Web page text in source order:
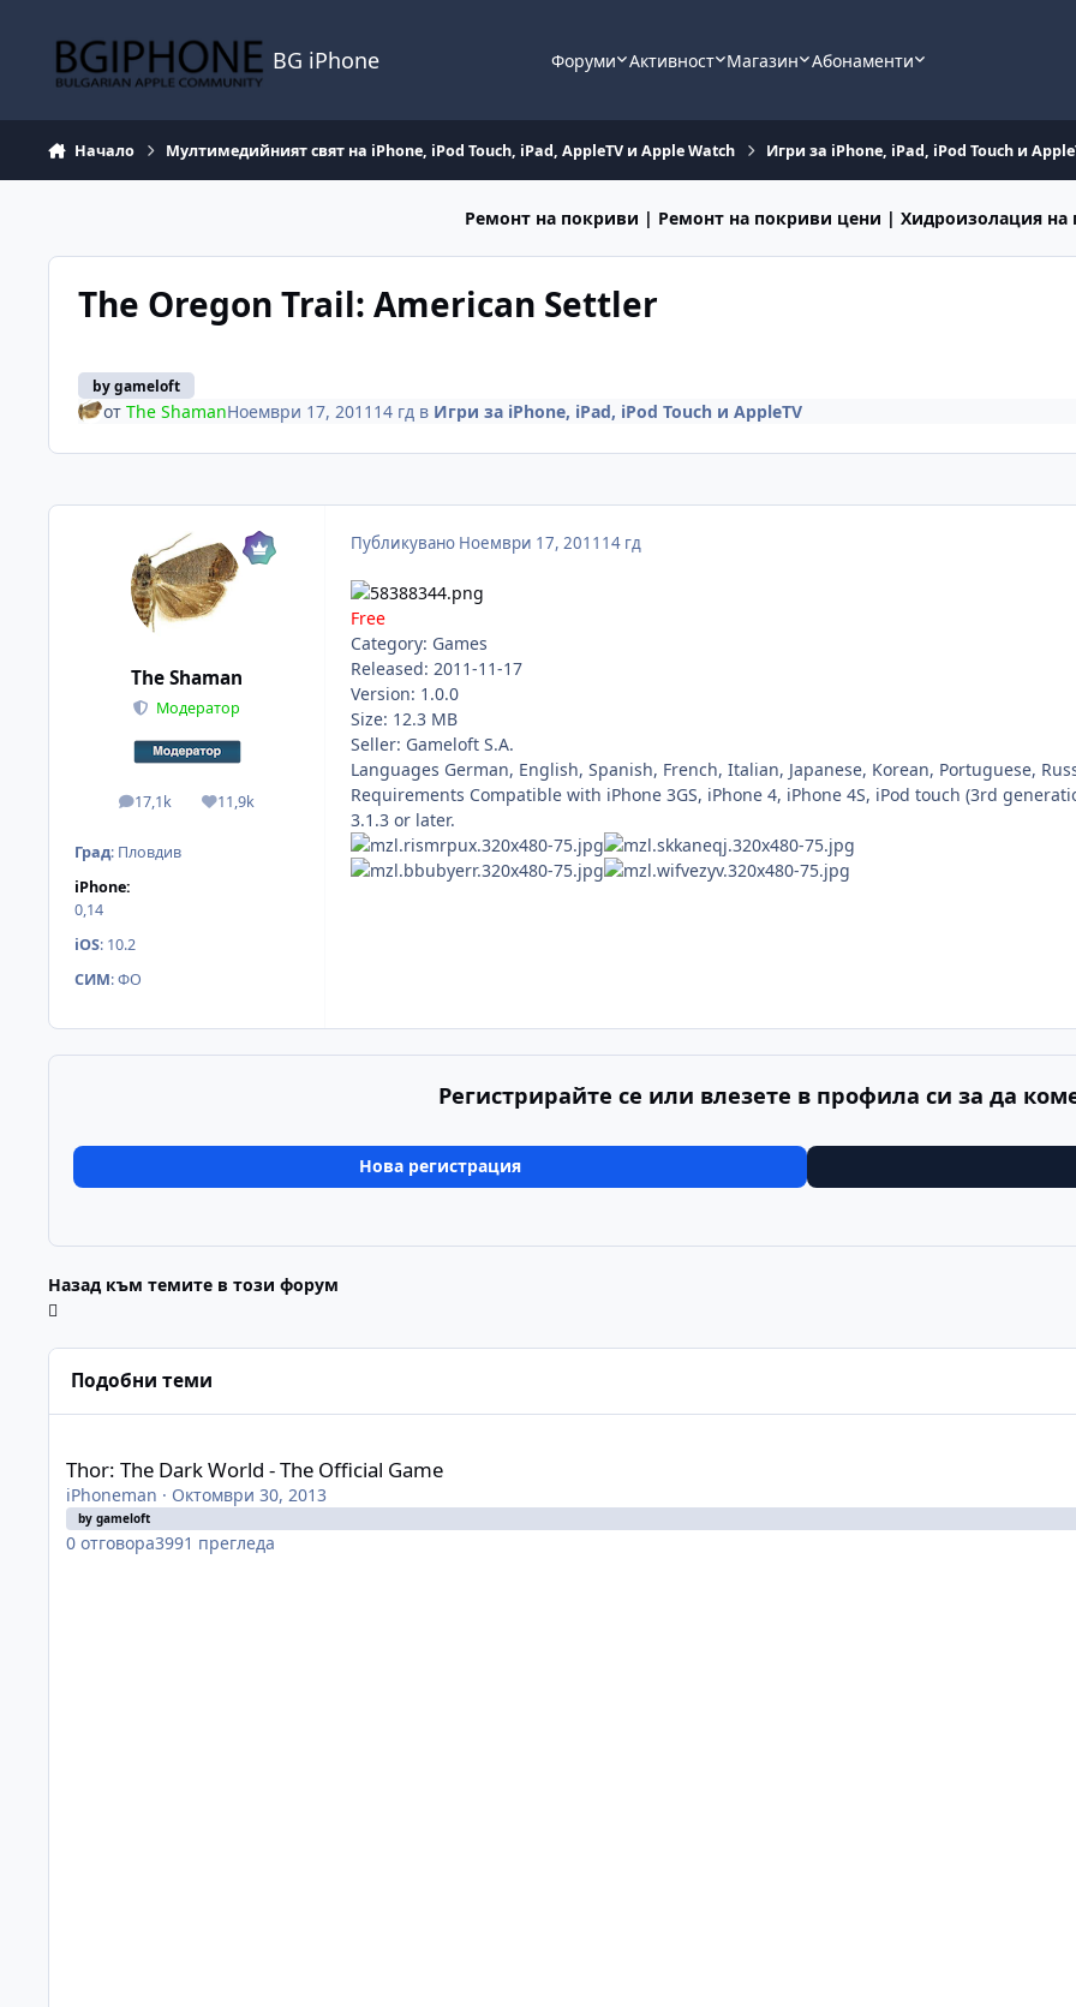
BG iPhone Форуми Активност Магазин Абонаменти
Начало Мултимедийният свят на iPhone, iPod Touch, iPad, AppleTV и Apple Watch Игри за iPhone, iPad, iPod Touch и
Ремонт на покриви | Ремонт на покриви цени | Хидроизолация на
The Oregon Trail: American Settler
by gameloft
от The ShamanНоември 17, 2011 14 гдв Игри за iPhone, iPad, iPod Touch и AppleTV
The Shaman
Модератор
17,1k
мнения 11,9k
Reputation
Град: Пловдив
iPhone:
0,14
iOS: 10.2
СИМ:ФО
Публикувано Ноември 17, 2011 14 гд
Free
Category: Games
Released: 2011-11-17
Version: 1.0.0
Size: 12.3 MB
Seller: Gameloft S.A.
Languages German, English, Spanish, French, Italian, Japanese, Korean, Portuguese,
Requirements Compatible with iPhone 3GS, iPhone 4, iPhone 4S, iPod touch (3rd
3.1.3 or later.
Регистрирайте се или влезете в профила си за да
Нова регистрация
Назад към темите в този форум
Подобни теми
Thor: The Dark World - The Official Game
iPhoneman · Октомври 30, 2013
by gameloft
0 отговора3991 прегледа